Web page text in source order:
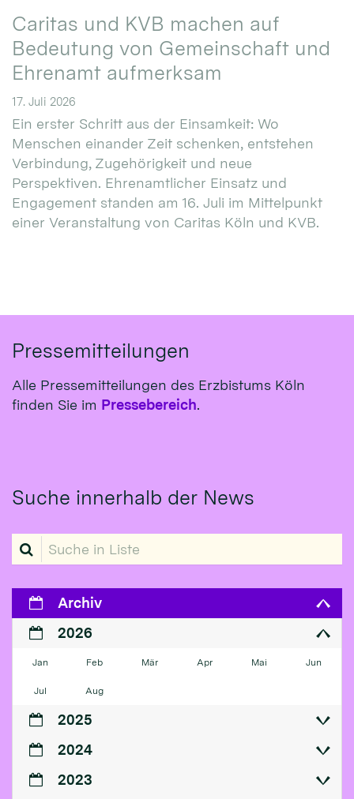
Caritas und KVB machen auf
Bedeutung von Gemeinschaft und
Ehrenamt aufmerksam
17. Juli 2026
Ein erster Schritt aus der Einsamkeit: Wo
Menschen einander Zeit schenken, entstehen
Verbindung, Zugehörigkeit und neue
Perspektiven. Ehrenamtlicher Einsatz und
Engagement standen am 16. Juli im Mittelpunkt
einer Veranstaltung von Caritas Köln und KVB.
Pressemitteilungen
Alle Pressemitteilungen des Erzbistums Köln
finden Sie im Pressebereich.
Suche innerhalb der News
Suche in Liste
Archiv
2026
Jan Feb Mär Apr Mai Jun
Jul Aug
2025
2024
2023